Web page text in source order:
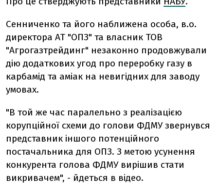
Сенниченко та його наближена особа, в.о.
директора АТ "ОПЗ" та власник ТОВ
"Агрогазтрейдинг" незаконно продовжували
дію додаткових угод про переробку газу в
карбамід та аміак на невигідних для заводу
умовах.
"В той же час паралельно з реалізацією
корупційної схеми до голови ФДМУ звернувся
представник іншого потенційного
постачальника для ОПЗ. З метою усунення
конкурента голова ФДМУ вирішив стати
викривачем", - йдеться в відео.